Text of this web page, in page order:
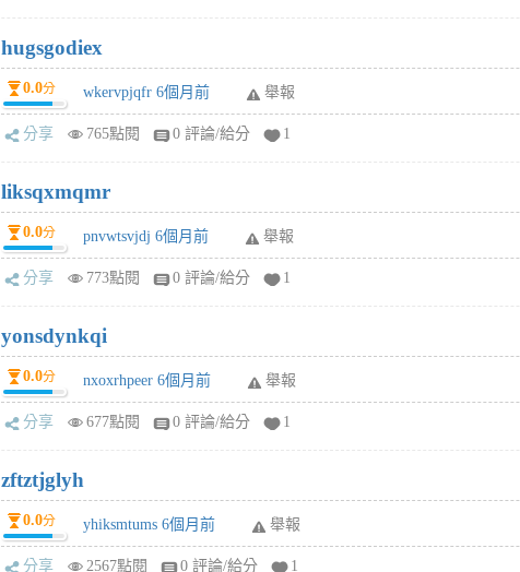
hugsgodiex
0.0分 wkervpjqfr 6個月前 舉報
分享 765點閱 0 評論/給分 1
liksqxmqmr
0.0分 pnvwtsvjdj 6個月前 舉報
分享 773點閱 0 評論/給分 1
yonsdynkqi
0.0分 nxoxrhpeer 6個月前 舉報
分享 677點閱 0 評論/給分 1
zftztjglyh
0.0分 yhiksmtums 6個月前 舉報
分享 2567點閱 0 評論/給分 1